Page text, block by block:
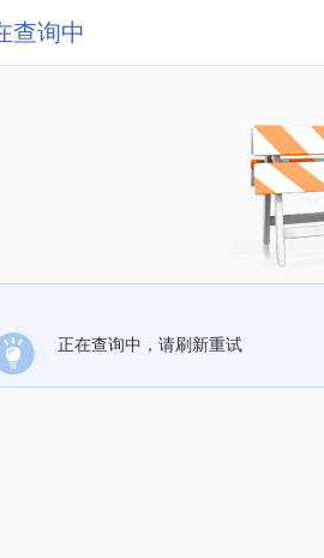
查询中
正在查询中，请刷新重试